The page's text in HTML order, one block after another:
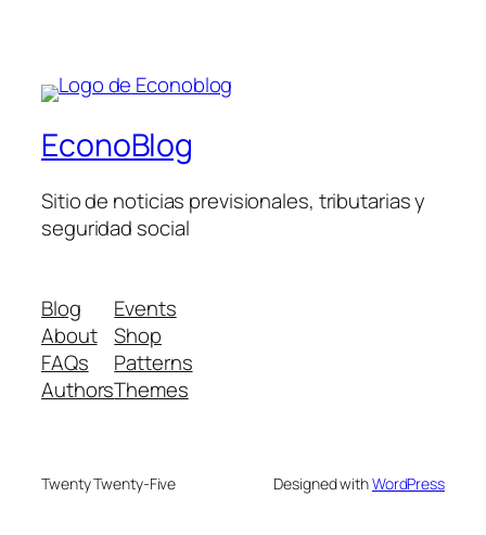
EconoBlog
Sitio de noticias previsionales, tributarias y
seguridad social
Blog
About
FAQs
Authors
Events
Shop
Patterns
Themes
Twenty Twenty-Five Designed withWordPress